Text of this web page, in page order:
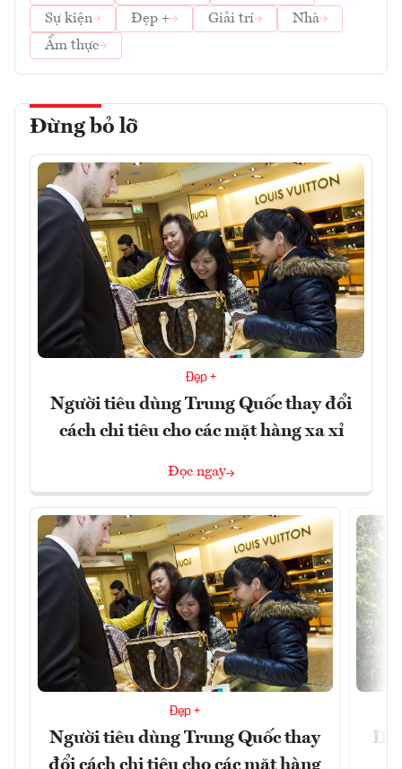
Sự kiện
Đẹp + Giải trí
Nhà
Ẩm thực
Đừng bỏ lỡ
Đẹp +
Người tiêu dùng Trung Quốc thay đổi
cách chi tiêu cho các mặt hàng xa xỉ
Đọc ngay
Đẹp +
Người tiêu dùng Trung Quốc thay
đổi cách chi tiêu cho các mặt hàng
Du